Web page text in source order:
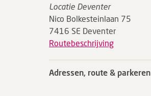
Locatie Deventer
Nico Bolkesteinlaan 75
7416 SE Deventer
Routebeschrijving
Adressen, route & parkeren